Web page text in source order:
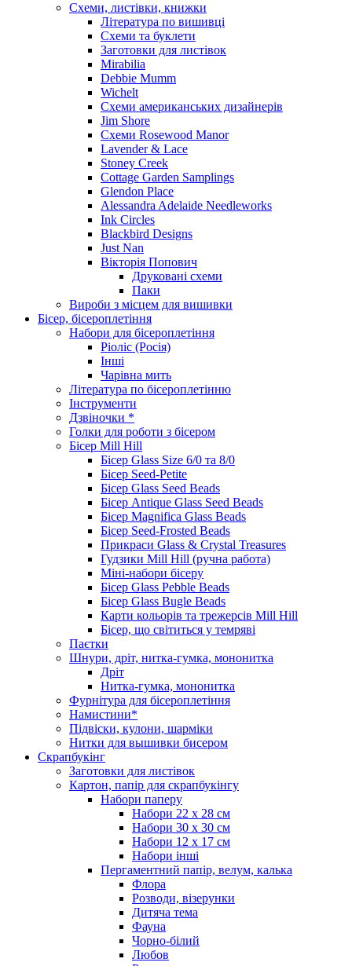
Схеми, листівки, книжки
Література по вишивці
Схеми та буклети
Заготовки для листівок
Mirabilia
Debbie Mumm
Wichelt
Схеми американських дизайнерів
Jim Shore
Cхеми Rosewood Manor
Lavender & Lace
Stoney Creek
Cottage Garden Samplings
Glendon Place
Alessandra Adelaide Needleworks
Ink Circles
Blackbird Designs
Just Nan
Вікторія Попович
Друковані схеми
Паки
Вироби з місцем для вишивки
Бісер, бісероплетіння
Набори для бісероплетіння
Ріоліс (Росія)
Інші
Чарівна мить
Література по бісероплетінню
Інструменти
Дзвіночки *
Голки для роботи з бісером
Бісер Mill Hill
Бісер Glass Size 6/0 та 8/0
Бісер Seed-Petite
Бісер Glass Seed Beads
Бісер Antique Glass Seed Beads
Бісер Magnifica Glass Beads
Бісер Seed-Frosted Beads
Прикраси Glass & Crystal Treasures
Гудзики Mill Hill (ручна работа)
Міні-набори бісеру
Бісер Glass Pebble Beads
Бісер Glass Bugle Beads
Карти кольорів та трежерсів Mill Hill
Бісер, що світиться у темряві
Паєтки
Шнури, дріт, нитка-гумка, мононитка
Дріт
Нитка-гумка, мононитка
Фурнітура для бісероплетіння
Намистини*
Підвіски, кулони, шарміки
Нитки для вышивки бисером
Скрапбукінг
Заготовки для листівок
Картон, папір для скрапбукінгу
Набори паперу
Набори 22 х 28 см
Набори 30 х 30 см
Набори 12 х 17 см
Набори інші
Пергаментний папір, велум, калька
Флора
Розводи, візерунки
Дитяча тема
Фауна
Чорно-білий
Любов